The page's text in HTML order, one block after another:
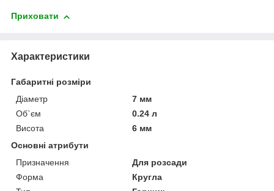
Приховати
Характеристики
Габаритні розміри
Діаметр
7 мм
Об`єм
0.24 л
Висота
6 мм
Основні атрибути
Призначення
Для розсади
Форма
Кругла